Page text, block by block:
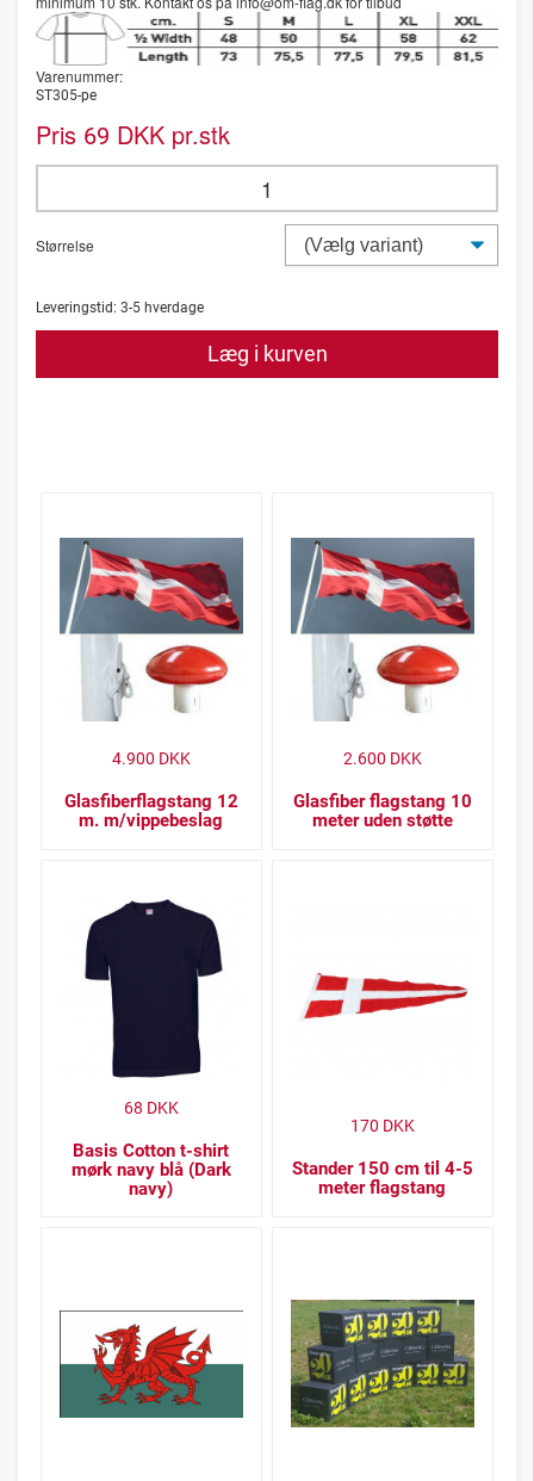
Varenummer:
ST305-pe
Pris 69 DKK pr.stk
Størrelse
Leveringstid: 3-5 hverdage
Læg i kurven
Glasfiberflagstang 12
m. m/vippebeslag
4.900 DKK
Glasfiber flagstang 10
meter uden støtte
2.600 DKK
Basis Cotton t-shirt
mørk navy blå (Dark
navy)
68 DKK
Stander 150 cm til 4-5
meter flagstang
170 DKK